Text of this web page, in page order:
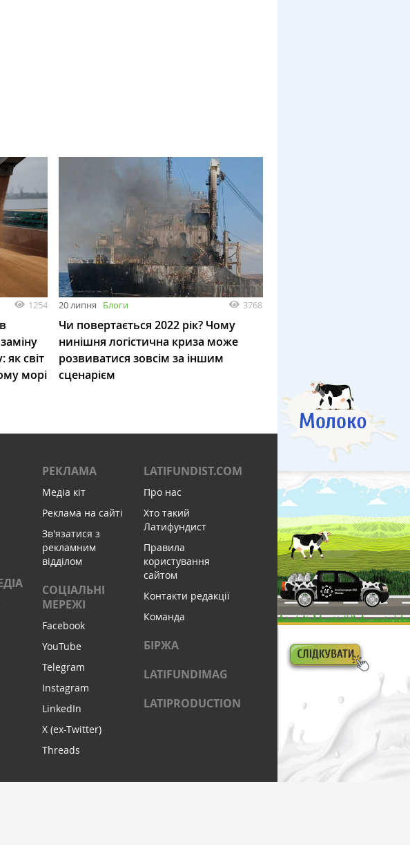
1254
як світ
морі
20 липня Блоги 3768
Чи повертається 2022 рік? Чому
нинішня логістична криза може
розвиватися зовсім за іншим
сценарієм
РЕКЛАМА
Медіа кіт
Реклама на сайті
Зв'язатися з
рекламним
відділом
СОЦІАЛЬНІ
МЕРЕЖІ
Facebook
YouTube
Telegram
Instagram
LinkedIn
X (ex-Twitter)
Threads
LATIFUNDIST.COM
Про нас
Хто такий
Латифундист
Правила
користування
сайтом
Контакти редакції
Команда
БІРЖА
LATIFUNDIMAG
LATIPRODUCTION